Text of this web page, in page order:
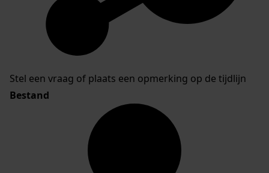
Stel een vraag of plaats een opmerking op de tijdlijn
Bestand